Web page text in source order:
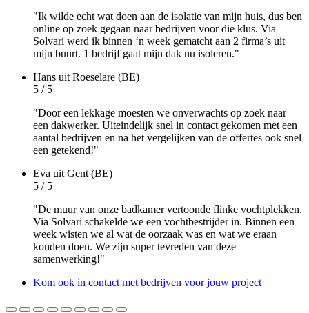
"Ik wilde echt wat doen aan de isolatie van mijn huis, dus ben
online op zoek gegaan naar bedrijven voor die klus. Via
Solvari werd ik binnen ‘n week gematcht aan 2 firma’s uit
mijn buurt. 1 bedrijf gaat mijn dak nu isoleren."
Hans uit Roeselare (BE)
5 / 5
"Door een lekkage moesten we onverwachts op zoek naar
een dakwerker. Uiteindelijk snel in contact gekomen met een
aantal bedrijven en na het vergelijken van de offertes ook snel
een getekend!"
Eva uit Gent (BE)
5 / 5
"De muur van onze badkamer vertoonde flinke vochtplekken.
Via Solvari schakelde we een vochtbestrijder in. Binnen een
week wisten we al wat de oorzaak was en wat we eraan
konden doen. We zijn super tevreden van deze
samenwerking!"
Kom ook in contact met bedrijven voor jouw project